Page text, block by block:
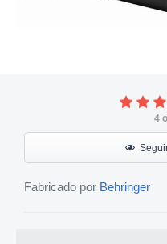
4
Fabricado por Behringer